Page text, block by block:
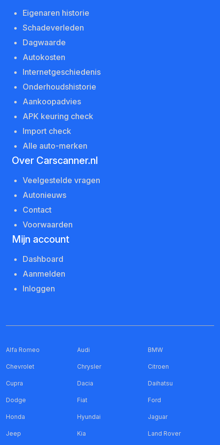
Eigenaren historie
Schadeverleden
Dagwaarde
Autokosten
Internetgeschiedenis
Onderhoudshistorie
Aankoopadvies
APK keuring check
Import check
Alle auto-merken
Over Carscanner.nl
Veelgestelde vragen
Autonieuws
Contact
Voorwaarden
Mijn account
Dashboard
Aanmelden
Inloggen
Alfa Romeo Audi BMW
Chevrolet Chrysler Citroen
Cupra Dacia Daihatsu
Dodge Fiat Ford
Honda Hyundai Jaguar
Jeep Kia Land Rover